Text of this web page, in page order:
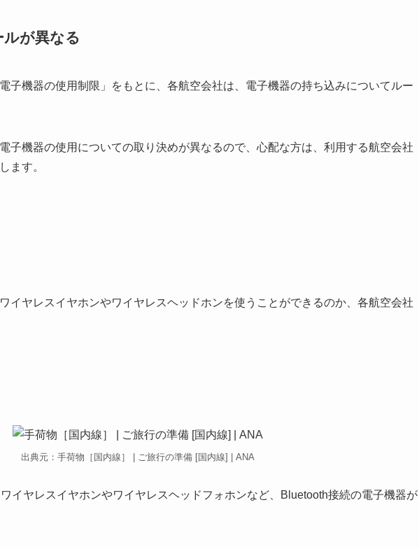
が異なる
子機器の使用制限」をもとに、各航空会社は、電子機器の持ち込みについてルー
子機器の使用についての取り決めが異なるので、心配な方は、利用する航空会社
ます。
イヤレスイヤホンやワイヤレスヘッドホンを使うことができるのか、各航空会社
出典元：手荷物［国内線］ | ご旅行の準備 [国内線] | ANA
イヤレスイヤホンやワイヤレスヘッドフォホンなど、Bluetooth接続の電子機器が